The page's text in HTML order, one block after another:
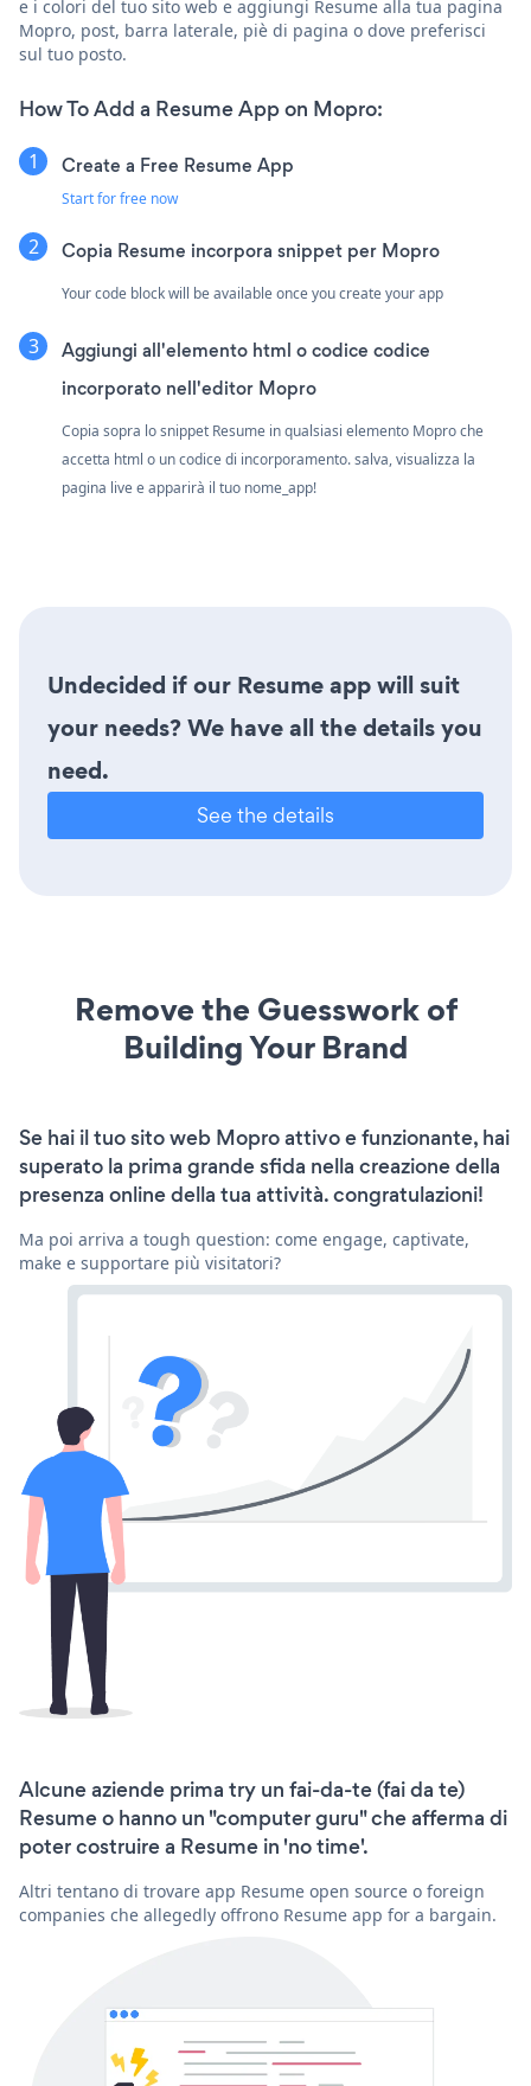
e i colori del tuo sito web e aggiungi Resume alla tua pagina
Mopro, post, barra laterale, piè di pagina o dove preferisci
sul tuo posto.
How To Add a Resume App on Mopro:
Create a Free Resume App
Start for free now
Copia Resume incorpora snippet per Mopro
Your code block will be available once you create your app
Aggiungi all'elemento html o codice codice
incorporato nell'editor Mopro
Copia sopra lo snippet Resume in qualsiasi elemento Mopro che
accetta html o un codice di incorporamento. salva, visualizza la
pagina live e apparirà il tuo nome_app!
Undecided if our Resume app will suit
your needs? We have all the details you
need.
See the details
Remove the Guesswork of
Building Your Brand
Se hai il tuo sito web Mopro attivo e funzionante, hai
superato la prima grande sfida nella creazione della
presenza online della tua attività. congratulazioni!
Ma poi arriva a tough question: come engage, captivate,
make e supportare più visitatori?
Alcune aziende prima try un fai-da-te (fai da te)
Resume o hanno un "computer guru" che afferma di
poter costruire a Resume in 'no time'.
Altri tentano di trovare app Resume open source o foreign
companies che allegedly offrono Resume app for a bargain.